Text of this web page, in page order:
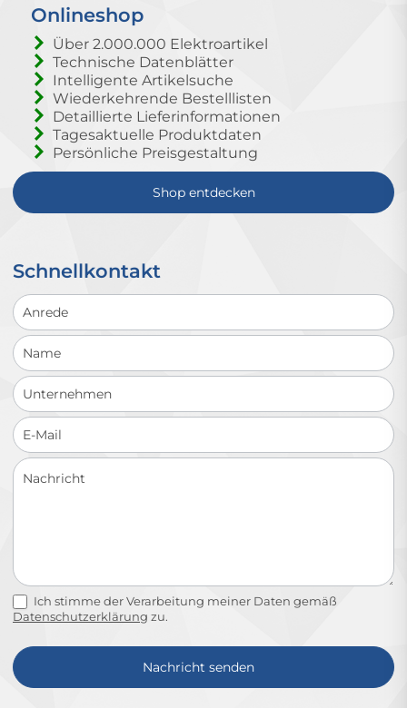
Onlineshop
Über 2.000.000 Elektroartikel
Technische Datenblätter
Intelligente Artikelsuche
Wiederkehrende Bestelllisten
Detaillierte Lieferinformationen
Tagesaktuelle Produktdaten
Persönliche Preisgestaltung
Shop entdecken
Schnellkontakt
Schnellkontakt
Ich stimme der Verarbeitung meiner Daten gemäß
Datenschutzerklärung zu.
Nachricht senden